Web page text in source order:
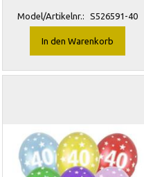
Model/Artikelnr.: S526591-40
In den Warenkorb